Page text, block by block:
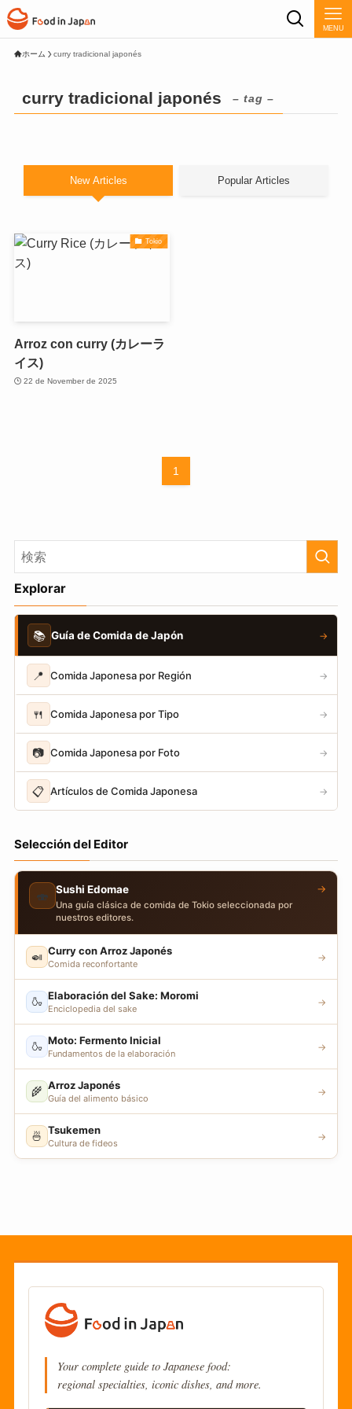
MENU
ホーム curry tradicional japonés
curry tradicional japonés – tag –
New Articles Popular Articles
Tokio
Arroz con curry (カレーラ
イス)
22 de November de 2025
1
Explorar
📚 Guía de Comida de Japón →
📍 Comida Japonesa por Región →
🍴 Comida Japonesa por Tipo →
📷 Comida Japonesa por Foto →
📋 Artículos de Comida Japonesa →
Selección del Editor
🍣 Sushi Edomae
Una guía clásica de comida de Tokio seleccionada por
nuestros editores.
→
🍛 Curry con Arroz Japonés
Comida reconfortante
→
🍶 Elaboración del Sake: Moromi
Enciclopedia del sake
→
🍶 Moto: Fermento Inicial
Fundamentos de la elaboración
→
🌾 Arroz Japonés
Guía del alimento básico
→
🍜 Tsukemen
Cultura de fideos
→
Your complete guide to Japanese food:
regional specialties, iconic dishes, and more.